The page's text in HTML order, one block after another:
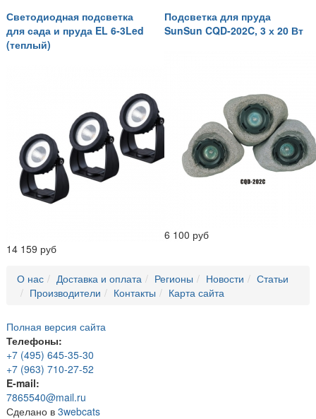
Светодиодная подсветка
для сада и пруда EL 6-3Led
(теплый)
14 159 руб
Подсветка для пруда
SunSun CQD-202C, 3 х 20 Вт
6 100 руб
О нас Доставка и оплата Регионы Новости
Статьи
Производители
Контакты Карта сайта
Полная версия сайта
Телефоны:
+7 (495) 645-35-30
+7 (963) 710-27-52
E-mail:
7865540@mail.ru
Сделано в 3webcats